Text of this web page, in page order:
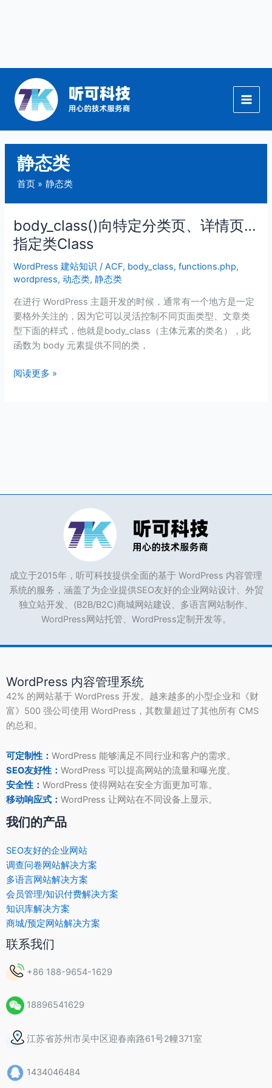
静态类
首页 静态类
body_class()向特定分类页、详情页…
指定类Class
WordPress 建站知识 /ACF, body_class,functions.php,
wordpress,动态类,静态类
在进行 WordPress 主题开发的时候，通常有一个地方是一定
要格外关注的，因为它可以灵活控制不同页面类型、文章类
型下面的样式，他就是body_class（主体元素的类名），此
函数为 body 元素提供不同的类，
body_class()
向
特
定
分
类
页、
详
情
指
阅读更多 »
成立于2015年，听可科技提供全面的基于 WordPress 内容管理
系统的服务，涵盖了为企业提供SEO友好的企业网站设计、外贸
独立站开发、(B2B/B2C)商城网站建设、多语言网站制作、
WordPress网站托管、WordPress定制开发等。
WordPress 内容管理系统
42% 的网站基于 WordPress 开发。越来越多的小型企业和《财
富》500 强公司使用 WordPress，其数量超过了其他所有 CMS
的总和。
可定制性： WordPress 能够满足不同行业和客户的需求。
SEO友好性： WordPress 可以提高网站的流量和曝光度。
安全性： WordPress 使得网站在安全方面更加可靠。
移动响应式： WordPress 让网站在不同设备上显示。
我们的产品
SEO友好的企业网站
调查问卷网站解决方案
多语言网站解决方案
会员管理/知识付费解决方案
知识库解决方案
商城/预定网站解决方案
联系我们
+86 188-9654-1629
18896541629
江苏省苏州市吴中区迎春南路61号2幢371室
1434046484